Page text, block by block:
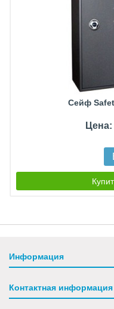
Сейф
Цена:
Информация
Контактная информация